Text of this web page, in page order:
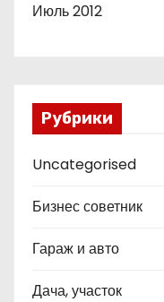
Июль 2012
Рубрики
Uncategorised
Бизнес советник
Гараж и авто
Дача, участок